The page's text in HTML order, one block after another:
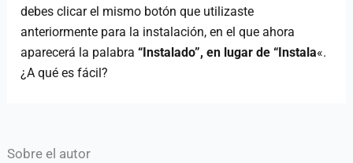
debes clicar el mismo botón que utilizaste
anteriormente para la instalación, en el que ahora
aparecerá la palabra“Instalado”, en lugar de “Instala«.
¿A qué es fácil?
Sobre el autor